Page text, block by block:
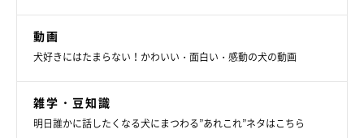
くぅちゃんが『この家に来られて幸せです』と伝えてきているよ
うな感覚があるといいます。
飼い主さん：
茶色くて透き通った目で、こちらによくアイコンタクトをして
くれます。くぅちゃんの持つ優しい波動に私も癒されています。
動画
犬好きにはたまらない！かわいい・面白い・感動の犬の動画
雑学・豆知識
明日誰かに話したくなる犬にまつわる”あれこれ”ネタはこちら